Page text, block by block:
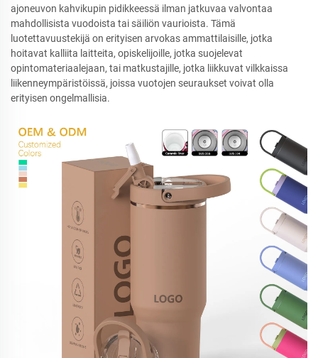
ajoneuvon kahvikupin pidikkeessä ilman jatkuvaa valvontaa
mahdollisista vuodoista tai säiliön vaurioista. Tämä
luotettavuustekijä on erityisen arvokas ammattilaisille, jotka
hoitavat kalliita laitteita, opiskelijoille, jotka suojelevat
opintomateriaalejaan, tai matkustajille, jotka liikkuvat vilkkaissa
liikenneympäristöissä, joissa vuotojen seuraukset voivat olla
erityisen ongelmallisia.